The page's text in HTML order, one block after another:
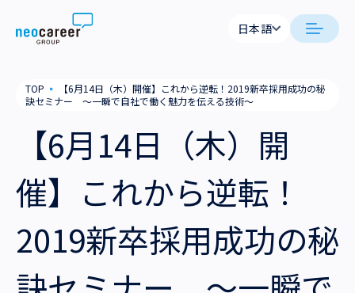
Skip to content
日本語
English
neocareer について
私たちの考え方
就労支援
業務支援
会社概要
役員一覧
拠点一覧
日本語
English
TOP ▪
【6月14日（木）開催】これから逆転！2019新卒採用成功の秘
訣セミナー ～一瞬で自社で働く魅力を伝える技術～
【6月14日（木）開
催】これから逆転！
2019新卒採用成功の秘